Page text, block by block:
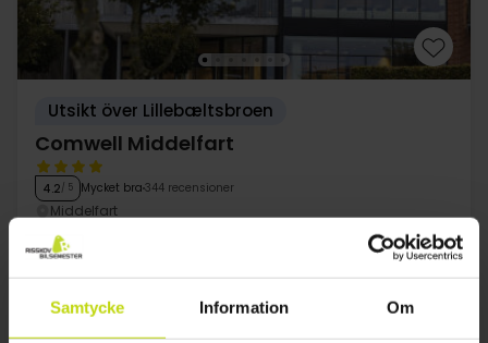
Samtycke Information Om
Utsikt över Lillebæltsbroen
Comwell Middelfart
4.2/ 5 Mycket bra 344 recensioner
Middelfart
1619:-
Inkl 2x2-rättersmeny
2x övernattningar